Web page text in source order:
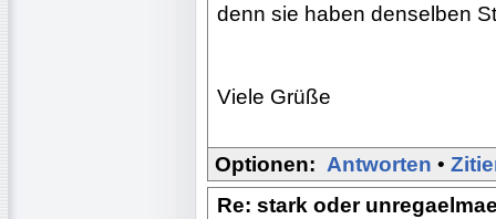
denn sie haben denselben
Viele Grüße
Optionen: Antworten •
Re: stark oder